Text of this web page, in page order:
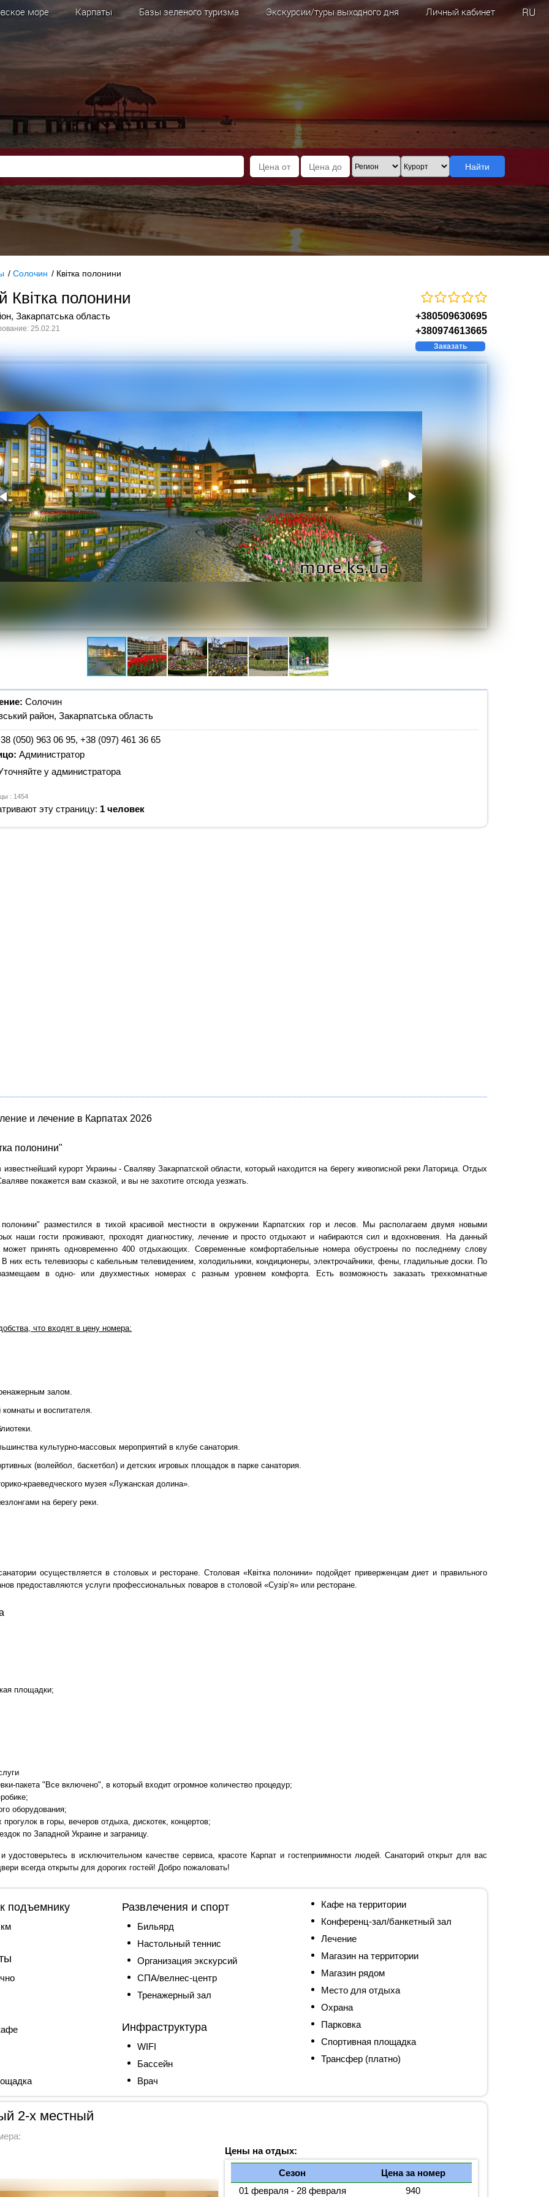
море Карпаты Базы зеленого туризма Экскурсии/туры выходного дня Личный кабинет RU
Найти
/Солочин / Квітка полонини
Квітка полонини
+380509630695
+380974613665
Заказать
Закарпатська область
25.02.21
Солочин
район, Закарпатська область
(050) 963 06 95, +38 (097) 461 36 65
Администратор
у администратора
: 1454
эту страницу: 1 человек
и лечение в Карпатах 2026
полонини"
курорт Украины - Сваляву Закарпатской области, который находится на берегу живописной реки Латорица. Отдых
покажется вам сказкой, и вы не захотите отсюда уезжать.
полонини" разместился в тихой красивой местности в окружении Карпатских гор и лесов. Мы располагаем двумя новыми
наши гости проживают, проходят диагностику, лечение и просто отдыхают и набираются сил и вдохновения. На данный
может принять одновременно 400 отдыхающих. Современные комфортабельные номера обустроены по последнему слову
В них есть телевизоры с кабельным телевидением, холодильники, кондиционеры, электрочайники, фены, гладильные доски. По
в одно- или двухместных номерах с разным уровнем комфорта. Есть возможность заказать трехкомнатные
что входят в цену номера:
залом.
комнаты и воспитателя.
культурно-массовых мероприятий в клубе санатория.
(волейбол, баскетбол) и детских игровых площадок в парке санатория.
краеведческого музея «Лужанская долина».
на берегу реки.
осуществляется в столовых и ресторане. Столовая «Квітка полонини» подойдет приверженцам диет и правильного
предоставляются услуги профессиональных поваров в столовой «Сузір’я» или ресторане.
площадки;
пакета "Все включено", в который входит огромное количество процедур;
оборудования;
прогулок в горы, вечеров отдыха, дискотек, концертов;
по Западной Украине и заграницу.
удостоверьтесь в исключительном качестве сервиса, красоте Карпат и гостеприимности людей. Санаторий открыт для вас
всегда открыты для дорогих гостей! Добро пожаловать!
подъемнику Развлечения и спорт
Бильярд
Настольный теннис
Организация экскурсий
СПА/велнес-центр
Тренажерный зал
Инфраструктура
WIFI
Бассейн
Врач
Кафе на территории
Конференц-зал/банкетный зал
Лечение
Магазин на территории
Магазин рядом
Место для отдыха
Охрана
Парковка
Спортивная площадка
Трансфер (платно)
2-х местный
Цены на отдых:
Сезон
Цена за номер
01 февраля - 28 февраля
940